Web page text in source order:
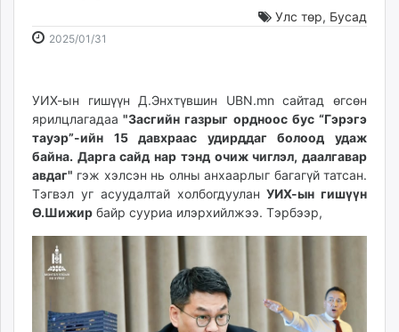
Livetv.mn
shuud.mn
eagle.mn
ergelt.mn
zarig.mn
today.mn
zuv.mn
ugluu.mn
urlag.mn
asu.mn
Улс төр, Бусад
2025/01/31
09:24:02
02:13:50
УИХ-ын гишүүн Д.Энхтүвшин UBN.mn сайтад өгсөн
ярилцлагадаа "Засгийн газрыг ордноос бус “Гэрэгэ
тауэр”-ийн 15 давхраас удирддаг болоод удаж
байна. Дарга сайд нар тэнд очиж чиглэл, даалгавар
авдаг" гэж хэлсэн нь олны анхаарлыг багагүй татсан.
Тэгвэл уг асуудалтай холбогдуулан УИХ-ын гишүүн
Ө.Шижир байр сууриа илэрхийлжээ. Тэрбээр,